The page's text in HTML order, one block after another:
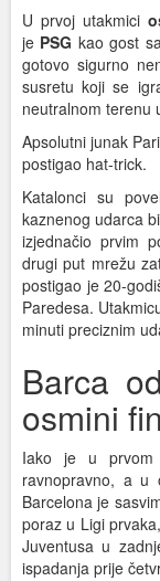
U prvoj utakmici
je PSG kao gost
gotovo sigurno
susretu koji se
neutralnom terenu
Apsolutni junak
postigao hat-trick.
Katalonci su
kaznenog udarca
izjednačio prvim
drugi put mrežu
postigao je 20-
Paredesa.
minuti preciznim
Barca
osmini
Iako je u prvom
ravnopravno, a u
Barcelona je
poraz u Ligi
Juventusa u
ispadanja prije